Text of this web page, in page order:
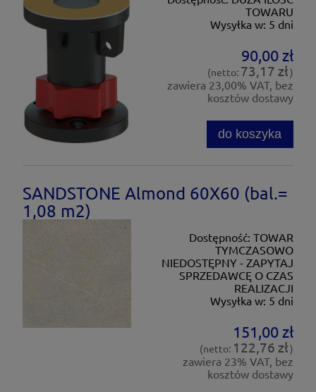
TOWARU
Wysyłka w: 5 dni
90,00 zł
(netto: 73,17 zł)
zawiera 23,00% VAT, bez
kosztów dostawy
do koszyka
SANDSTONE Almond 60X60 (bal.=
1,08 m2)
Dostępność: TOWAR
TYMCZASOWO
NIEDOSTĘPNY - ZAPYTAJ
SPRZEDAWCĘ O CZAS
REALIZACJI
Wysyłka w: 5 dni
151,00 zł
(netto: 122,76 zł)
zawiera 23% VAT, bez
kosztów dostawy